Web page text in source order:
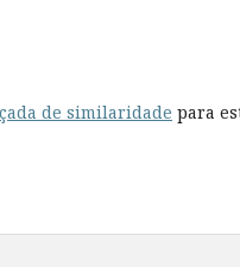
de similaridade para